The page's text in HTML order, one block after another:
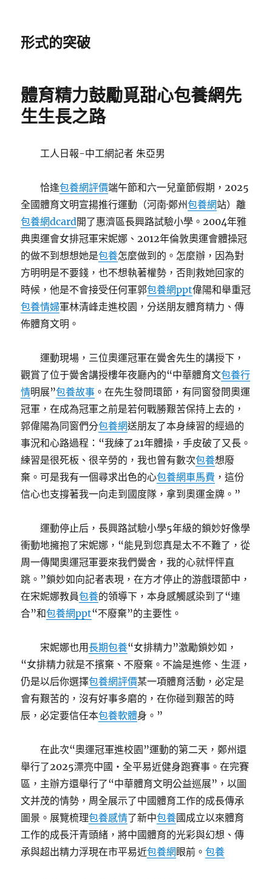
形式的突破
體育精力鼓勵覓甜心包養網先
生生長之路
工人日報-中工網記者 朱亞男
恰逢包養網評價端午節和六一兒童節假期，2025
全國體育文明宣揚推行運動（河南·鄭州包養網站）離
包養網dcard開了惠濟區長興路試驗小學。2004年雅
典奧運會女排冠軍宋妮娜、2012年倫敦奧運會體操冠
的做不到想想她是包養怎麼做到的。怎麼辦，因為對
方明明是不要錢，也不想執著權勢，否則救她回家的
時候，他是不會接受任何軍郭包養網ppt偉陽和舉重冠
包養情婦軍林清峰走進校園，分送朋友體育精力、傳
佈體育文明。
運動現場，三位奧運冠軍在黌舍先生的講授下，
觀賞了位于黌舍講授樓年夜廳內的“中華體育文包養行
情明展”包養故事 。在先生發問環節，有同窗發問奧運
冠軍，在成為冠軍之前是若何戰勝艱苦保持上去的，
郭偉陽為同窗們分包養網送朋友了本身練習的經過的
事況和心路過程：“我練了21年體操，手皮破了又長。
練習是很死板、很辛勞的，我也曾有數次包養想廢
棄。可是我有一個尋求出色的心包養網車馬費 ，這份
信心也支撐著我一向走到國度隊，拿到奧運金牌。”
運動停止后，長興路試驗小學5年級的鎖妙好像學
衝動地擁抱了宋妮娜，“能見到您真是太不不難了，從
周一傳聞奧運冠軍要來我們黌舍，我的心就怦怦直
跳。”鎖妙如向記者表現，在方才停止的游戲環節中，
在宋妮娜教員包養的領導下，本身感觸感染到了“連
合”和包養網ppt“不廢棄”的主要性。
宋妮娜也用長期包養“女排精力”激勵鎖妙如，
“女排精力就是不擯棄、不廢棄。不論是進修、生涯，
仍是以后你選擇包養網評價某一項體育活動，必定是
會有艱苦的，沒有好事多磨的，在你碰到艱苦的時
辰，必定要信任本包養軟體身。”
在此次“奧運冠軍進校園”運動的第二天，鄭州還
舉行了2025漂亮中國・全平易近健身跑賽事。在完賽
區，主辦方還舉行了“中華體育文明公益巡展”，以圖
文并茂的情勢，周全展示了中國體育工作的成長傳承
圖景。展覽梳理包養感情了新中包養國成立以來體育
工作的成長汗青頭緒，將中國體育的光彩與幻想、傳
承與超出精力浮現在市平易近包養網 眼前。包養